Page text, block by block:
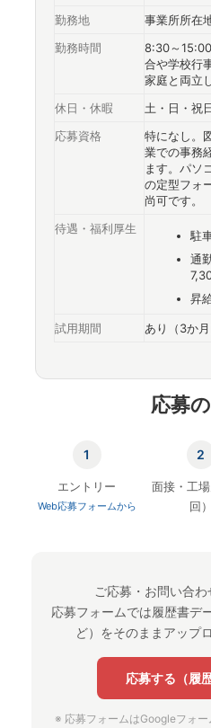
勤務地
事業所所在
勤務時間
8:30～
合や学校行
家庭と両立
休日・休暇
土・日・祝
応募資格
特になし。
業での事務
ます。パソ
の定型フォ
尚可です。
待遇・福利厚生
駐
通
昇
試用期間 あり（3か月
応募
1
エントリー
Web応募フォームから
2
面接・工
回）
ご応募・お問い合わ
応募フォームでは履歴書デ
ど）をそのままアップ
応募する（履
※ 応募フォームはGoogleフォ